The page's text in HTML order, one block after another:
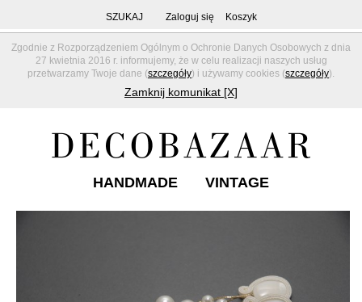
Zgodnie z Rozporządzeniem Ogólnym o Ochronie Danych Osobowych z dnia
27 kwietnia 2016 r. informujemy, że w celu realizacji naszych usług
przetwarzamy Twoje dane (szczegóły) i używamy cookies (szczegóły).
Zamknij komunikat [X]
SZUKAJ Zaloguj się Koszyk
HANDMADE VINTAGE